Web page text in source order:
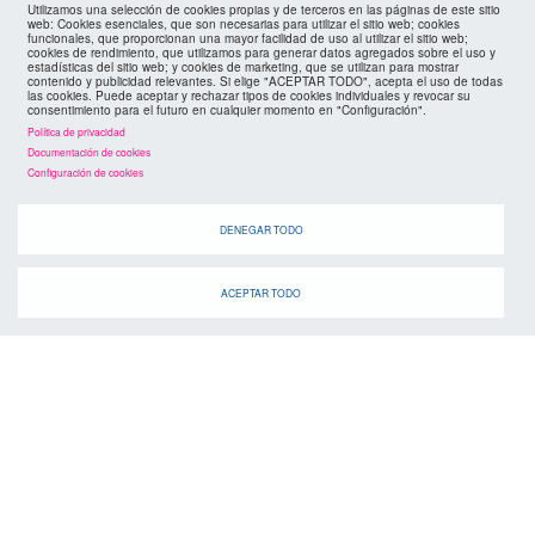
Utilizamos una selección de cookies propias y de terceros en las páginas de este sitio
web: Cookies esenciales, que son necesarias para utilizar el sitio web; cookies
funcionales, que proporcionan una mayor facilidad de uso al utilizar el sitio web;
cookies de rendimiento, que utilizamos para generar datos agregados sobre el uso y
estadísticas del sitio web; y cookies de marketing, que se utilizan para mostrar
contenido y publicidad relevantes. Si elige "ACEPTAR TODO", acepta el uso de todas
las cookies. Puede aceptar y rechazar tipos de cookies individuales y revocar su
consentimiento para el futuro en cualquier momento en "Configuración".
Política de privacidad
Documentación de cookies
Configuración de cookies
DENEGAR TODO
ACEPTAR TODO
footer
FMC
mapa web
políticas de privacidad
cookies